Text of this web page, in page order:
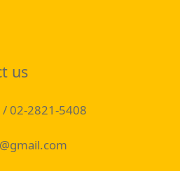
us
02-2821-5408